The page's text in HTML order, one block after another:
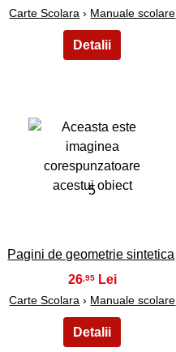
Carte Scolara › Manuale scolare
5
Pagini de geometrie sintetica
26,95
Carte Scolara › Manuale scolare